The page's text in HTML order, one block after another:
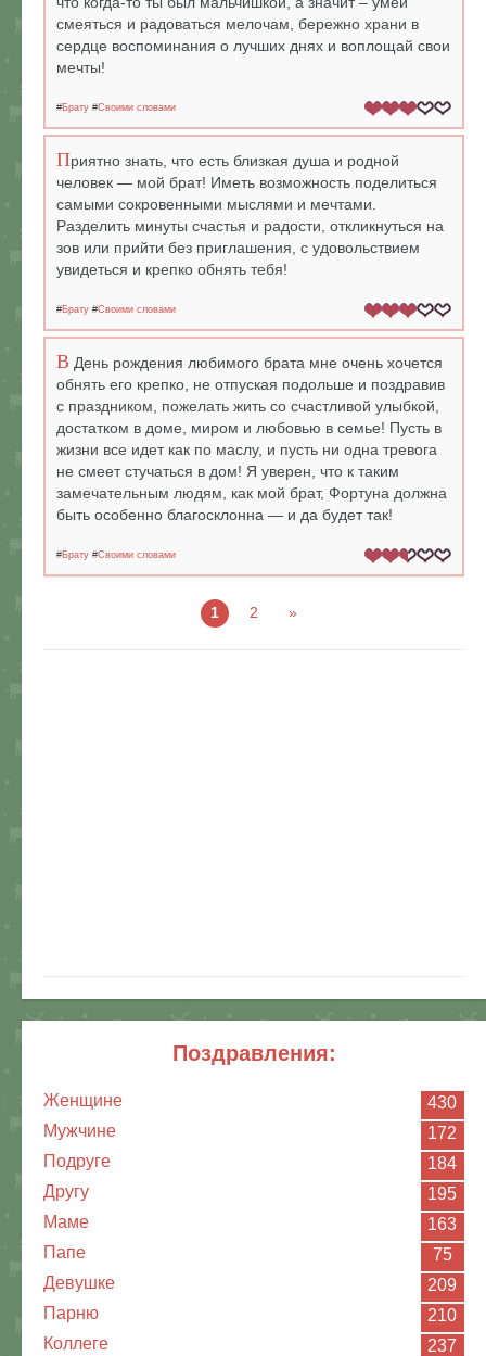
поздравления:
Женщине
430
Мужчине
172
Подруге
184
Другу
195
Маме
163
Папе
75
Девушке
209
Парню
210
Коллеге
237
смеяться и радоваться мелочам, бережно храни в
сердце воспоминания о лучших днях и воплощай свои
мечты!
#Брату #Своими словами
Приятно знать, что есть близкая душа и родной
человек — мой брат! Иметь возможность поделиться
самыми сокровенными мыслями и мечтами.
Разделить минуты счастья и радости, откликнуться на
зов или прийти без приглашения, с удовольствием
увидеться и крепко обнять тебя!
#Брату #Своими словами
В День рождения любимого брата мне очень хочется
обнять его крепко, не отпуская подольше и поздравив
с праздником, пожелать жить со счастливой улыбкой,
достатком в доме, миром и любовью в семье! Пусть в
жизни все идет как по маслу, и пусть ни одна тревога
не смеет стучаться в дом! Я уверен, что к таким
замечательным людям, как мой брат, Фортуна должна
быть особенно благосклонна — и да будет так!
#Брату #Своими словами
1 2 »